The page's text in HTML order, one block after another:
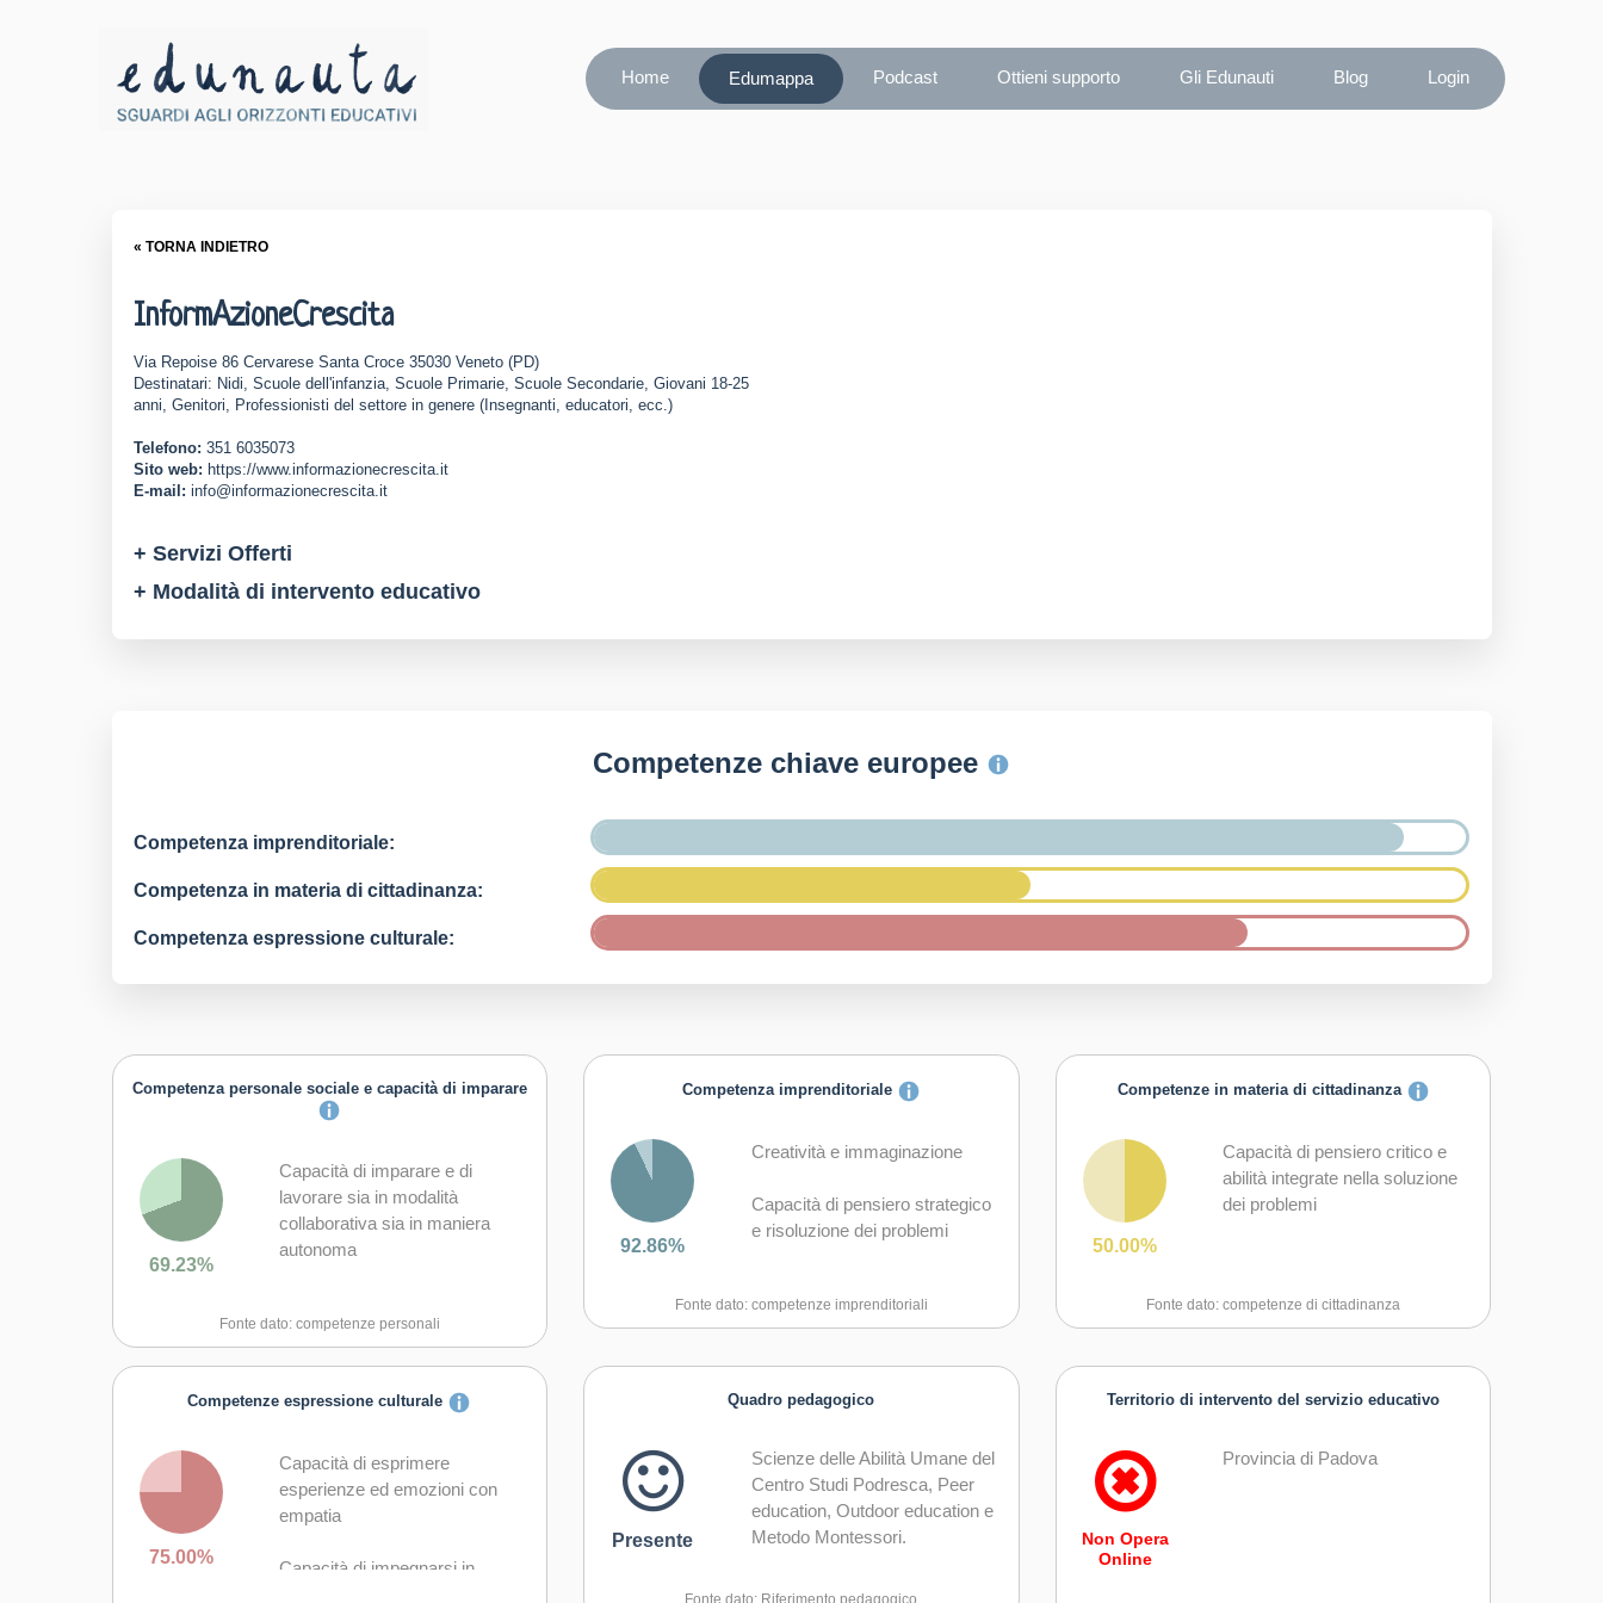
Home Edumappa Podcast Ottieni supporto Gli Edunauti Blog Login
« TORNA INDIETRO
InformAzioneCrescita
Via Repoise 86 Cervarese Santa Croce 35030 Veneto (PD)
Destinatari: Nidi, Scuole dell'infanzia, Scuole Primarie, Scuole Secondarie, Giovani 18-25
anni, Genitori, Professionisti del settore in genere (Insegnanti, educatori, ecc.)
Telefono: 351 6035073
Sito web: https://www.informazionecrescita.it
E-mail: info@informazionecrescita.it
+ Servizi Offerti
+ Modalità di intervento educativo
Competenze chiave europee
Competenza imprenditoriale:
Competenza in materia di cittadinanza:
Competenza espressione culturale:
Competenza personale sociale e capacità di imparare
69.23%
Capacità di imparare e di
lavorare sia in modalità
collaborativa sia in maniera
autonoma
in maniera costruttiva
costruttivamente in ambienti
Capacità di creare fiducia e
provare empatia
Capacità di esprimere e
Fonte dato: competenze personali
Competenza imprenditoriale
92.86%
Creatività e immaginazione
Capacità di pensiero strategico
e risoluzione dei problemi
in azioni
Capacità di riflessione critica e
Capacità di lavorare sia in
modalità collaborativa in gruppo
sia in maniera autonoma
Capacità di comunicare e
Fonte dato: competenze imprenditoriali
Competenze in materia di cittadinanza
50.00%
Capacità di pensiero critico e
abilità integrate nella soluzione
dei problemi
Fonte dato: competenze di cittadinanza
Competenze espressione culturale
75.00%
Capacità di esprimere
esperienze ed emozioni con
empatia
Capacità di impegnarsi in
Quadro pedagogico
Presente
Scienze delle Abilità Umane del
Centro Studi Podresca, Peer
education, Outdoor education e
Metodo Montessori.
Territorio di intervento del servizio educativo
Non Opera
Online
Provincia di Padova